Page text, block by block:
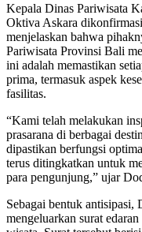
Kepala Dinas Pariwisata
Oktiva Askara
menjelaskan bahwa
Pariwisata Provinsi Bali
ini adalah memastikan
prima, termasuk aspek
fasilitas.
“Kami telah melakukan
prasarana di berbagai
dipastikan berfungsi
terus ditingkatkan untuk
para pengunjung,” ujar
Sebagai bentuk antisipasi,
mengeluarkan surat